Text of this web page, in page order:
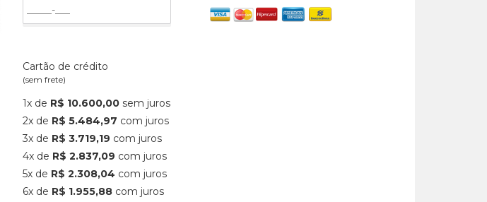
Cartão de crédito
(sem frete)
1x de R$ 10.600,00 sem juros
2x de R$ 5.484,97 com juros
3x de R$ 3.719,19 com juros
4x de R$ 2.837,09 com juros
5x de R$ 2.308,04 com juros
6x de R$ 1.955,88 com juros